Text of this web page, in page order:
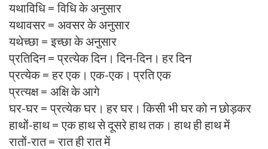
यथाविधि = विधि के अनुसार
यथावसर = अवसर के अनुसार
यथेच्छा = इच्छा के अनुसार
प्रतिदिन = प्रत्येक दिन। दिन-दिन। हर दिन
प्रत्येक = हर एक। एक-एक। प्रति एक
प्रत्यक्ष = अक्षि के आगे
घर-घर = प्रत्येक घर। हर घर। किसी भी घर को न छोड़कर
हाथों-हाथ = एक हाथ से दूसरे हाथ तक। हाथ ही हाथ में
रातों-रात = रात ही रात में